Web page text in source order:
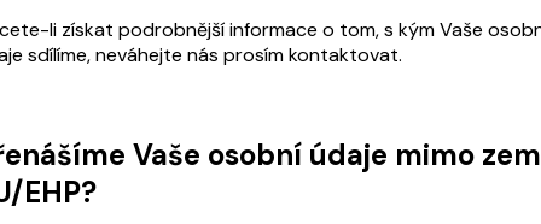
li získat podrobnější informace o tom, s kým Vaše
sdílíme, neváhejte nás prosím kontaktovat.
Vaše osobní údaje mimo
EHP?